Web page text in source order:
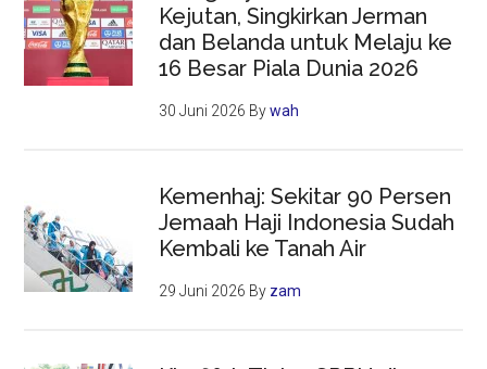
Kejutan, Singkirkan Jerman
dan Belanda untuk Melaju ke
16 Besar Piala Dunia 2026
30 Juni 2026 Bywah
Kemenhaj: Sekitar 90 Persen
Jemaah Haji Indonesia Sudah
Kembali ke Tanah Air
29 Juni 2026 By zam